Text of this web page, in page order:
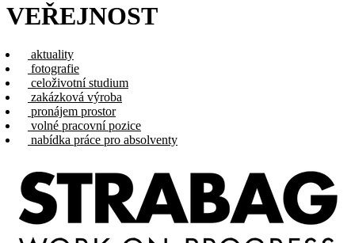
VEŘEJNOST
aktuality
fotografie
celoživotní studium
zakázková výroba
pronájem prostor
volné pracovní pozice
nabídka práce pro absolventy